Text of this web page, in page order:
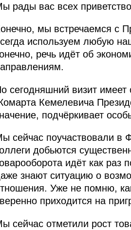
рады вас всех
мы встречаемся с
используем любую
речь идёт об
сегодняшний визит
Кемелевича
подчёркивает
сейчас поучаствовали в
добьются
идёт как
знают ситуацию о
Уже не помню,
приходится на
сейчас отметили рост